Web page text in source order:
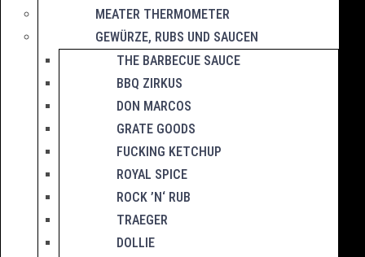
MEATER THERMOMETER
GEWÜRZE, RUBS UND SAUCEN
THE BARBECUE SAUCE
BBQ ZIRKUS
DON MARCOS
GRATE GOODS
FUCKING KETCHUP
ROYAL SPICE
ROCK ’N‘ RUB
TRAEGER
DOLLIE